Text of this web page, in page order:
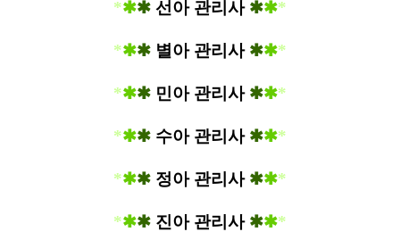
*✱✱ 선아 관리사 ✱✱*
*✱✱ 별아 관리사 ✱✱*
*✱✱ 민아 관리사 ✱✱*
*✱✱ 수아 관리사 ✱✱*
*✱✱ 정아 관리사 ✱✱*
*✱✱ 진아 관리사 ✱✱*